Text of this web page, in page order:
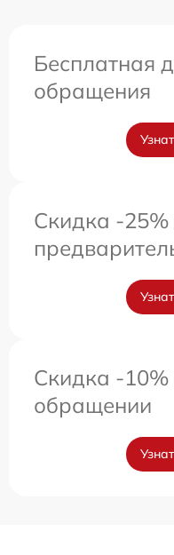
Бесплатная
обращения
Скидка -25%
Скидка -
обращении